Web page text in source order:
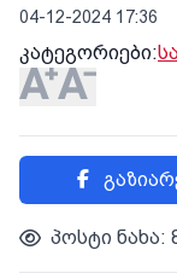
04-12-2024 17:36
კატეგორიები:
პოსტი ნახა: